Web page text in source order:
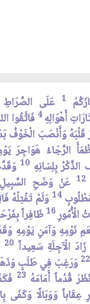
1 عَلَى
أَهْوَالِهِ4 فَاتَّقُوا
قَلْبَهُ وَأَنْصَبَ الْخَوْفُ
الرَّجَاءُ هَوَاجِرَ
بِلِسَانِهِ 10
12 عَنْ وَضَحِ السَّبِيلِ
14 وَلَمْ تَفْتِلْهُ
الْأُمُورِ16ظَافِراً
نَوْمِهِ وَآمَنِ يَوْمِهِ
الْآجِلَةِ سَعِيداً 20
22 وَرَغِبَ فِي طَلَبٍ
قُدُماً أَمَامَهُ23
عِقَاباً وَوَبَالًا وَكَفَى